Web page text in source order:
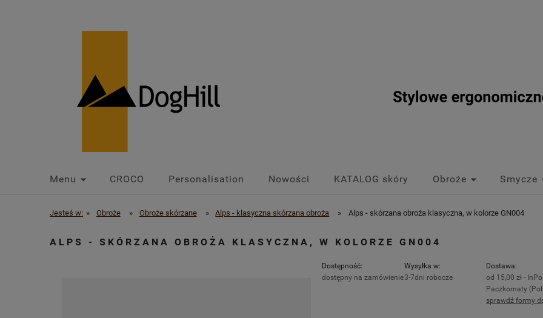
Menu CROCO Personalisation Nowości KATALOG skóry Obroże Smycze
Jesteś w: » Obroże » Obroże skórzane » Alps - klasyczna skórzana obroża » Alps - skórzana obroża klasyczna, w kolorze GN004
ALPS - SKÓRZANA OBROŻA KLASYCZNA, W KOLORZE GN004
Dostępność:
dostępny na zamówienie
Wysyłka w:
3-7dni robocze
Dostawa:
od 15,00 zł -
Paczkomaty
sprawdź formy